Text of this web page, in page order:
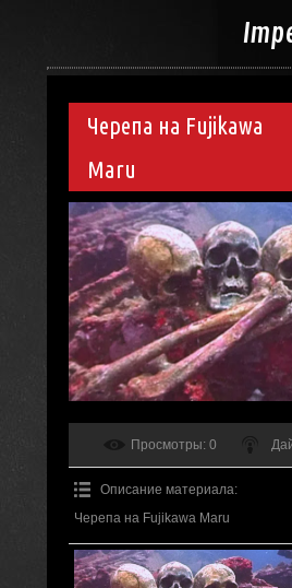
Черепа на Fujikawa
Maru
Просмотры: 0
Описание материала:
Черепа на Fujikawa Maru